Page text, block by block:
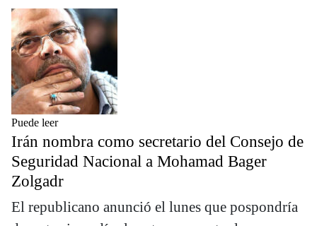
Puede leer
Irán nombra como secretario del Consejo de
Seguridad Nacional a Mohamad Bager
Zolgadr
El republicano anunció el lunes que pospondría